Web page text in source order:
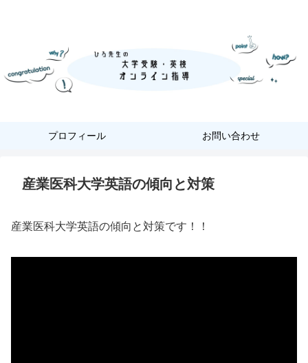
プロフィール お問い合わせ
産業医科大学英語の傾向と対策
産業医科大学英語の傾向と対策です！！